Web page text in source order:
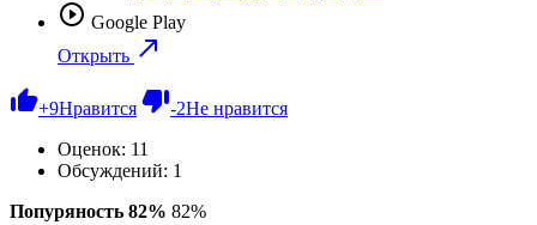
Google Play
Открыть
+9Нравится -2Не нравится
Оценок: 11
Обсуждений: 1
Попуряность 82% 82%